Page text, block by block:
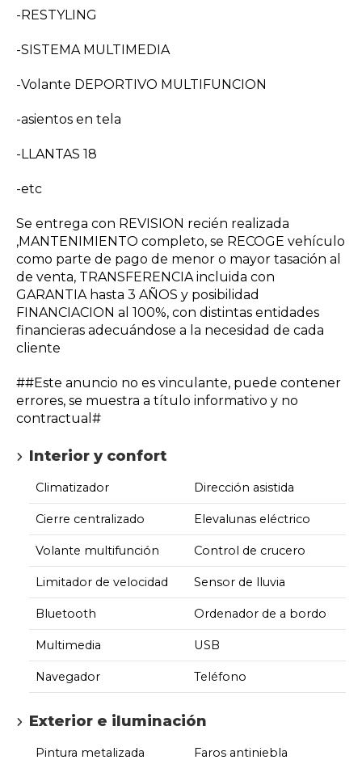
-RESTYLING
-SISTEMA MULTIMEDIA
-Volante DEPORTIVO MULTIFUNCION
-asientos en tela
-LLANTAS 18
-etc
Se entrega con REVISION recién realizada
,MANTENIMIENTO completo, se RECOGE vehículo
como parte de pago de menor o mayor tasación al
de venta, TRANSFERENCIA incluida con
GARANTIA hasta 3 AÑOS y posibilidad
FINANCIACION al 100%, con distintas entidades
financieras adecuándose a la necesidad de cada
cliente
##Este anuncio no es vinculante, puede contener
errores, se muestra a título informativo y no
contractual#
Interior y confort
Climatizador Dirección asistida
Cierre centralizado Elevalunas eléctrico
Volante multifunción Control de crucero
Limitador de velocidad Sensor de lluvia
Bluetooth Ordenador de a bordo
Multimedia USB
Navegador Teléfono
Exterior e iluminación
Pintura metalizada Faros antiniebla